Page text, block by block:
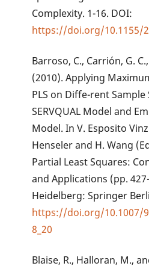
Complexity. 1-16. DOI:
https://doi.org/10.1155/
Barroso, C., Carrión, G.
(2010). Applying
PLS on Diffe-rent Sample
SERVQUAL Model and
Model. In V. Esposito
Henseler and H. Wang
Partial Least Squares:
and Applications (pp.
Heidelberg: Springer
https://doi.org/10.1007/
8_20
Blaise, R., Halloran, M.,